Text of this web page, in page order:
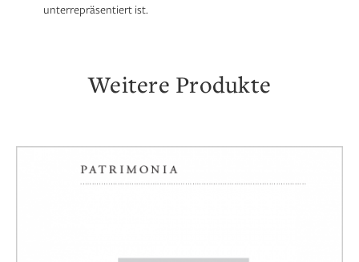
unterrepräsentiert ist.
Weitere Produkte